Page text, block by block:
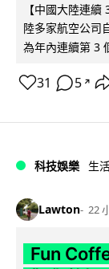
【中國大陸連
陸多家航空公司
為年內連續第 3
31 5 ↗
科技娛樂 生
Lawton 22
Fun